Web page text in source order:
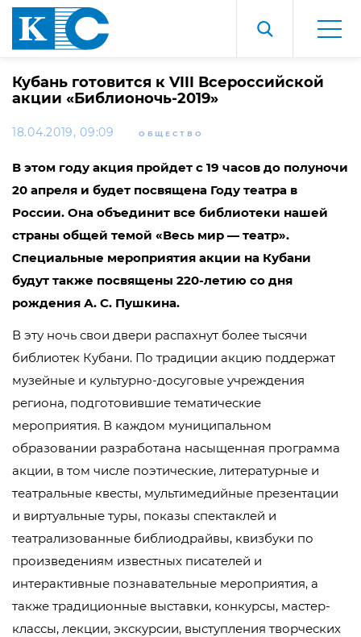
Кубань готовится к VIII Всероссийской
акции «Библионочь-2019»
18.04.2019, 09:09 ОБЩЕСТВО
В этом году акция пройдет с 19 часов до полуночи
20 апреля и будет посвящена Году театра в
России. Она объединит все библиотеки нашей
страны общей темой «Весь мир — театр».
Специальные мероприятия акции на Кубани
будут также посвящены 220-летию со дня
рождения А. С. Пушкина.
В эту ночь свои двери распахнут более тысячи
библиотек Кубани. По традиции акцию поддержат
музейные и культурно-досуговые учреждения
региона, подготовившие тематические
мероприятия. В каждом муниципальном
образовании разработана насыщенная программа
акции, в том числе поэтические, литературные и
театральные квесты, мультимедийные презентации
и виртуальные туры, показы спектаклей и
театрализованные библиодрайвы, квизбуки по
произведениям известных писателей и
интерактивные познавательные мероприятия, а
также традиционные выставки, конкурсы, мастер-
классы, лекции, экскурсии, выступления творческих